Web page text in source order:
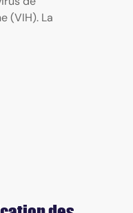
(VIH). La